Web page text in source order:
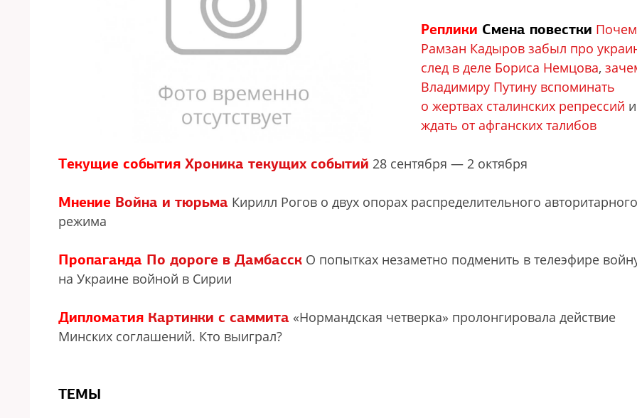
Реплики Смена повестки
Рамзан Кадыров забыл про
след в деле Бориса Немцова,
Владимиру Путину вспоминать
о жертвах сталинских репрессий
ждать от афганских талибов
Текущие события Хроника текущих событий 28 сентября — 2 октября
Мнение Война и тюрьма Кирилл Рогов о двух опорах распределительного авторитарного
режима
Пропаганда По дороге в Дамбасск О попытках незаметно подменить в телеэфире
на Украине войной в Сирии
Дипломатия Картинки с саммита «Нормандская четверка» пролонгировала действие
Минских соглашений. Кто выиграл?
ТЕМЫ